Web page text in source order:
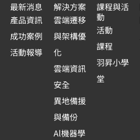
最新消息
產品資訊
成功案例
活動報導
解決方案
雲端遷移
與架構優
化
雲端資訊
安全
異地備援
與備份
Al機器學
課程與活
動
活動
課程
羽昇小學
堂